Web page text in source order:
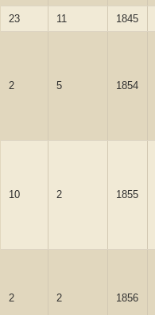
23 11 1845
2 5 1854
10 2 1855
2 2 1856